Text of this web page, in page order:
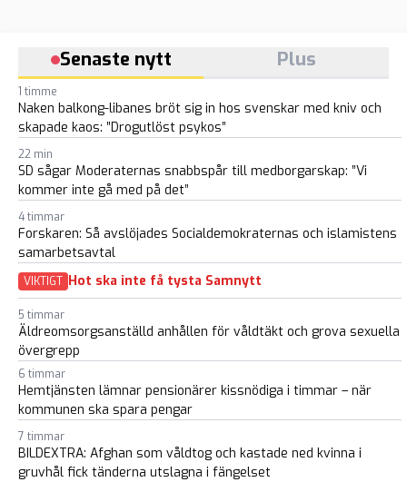
Senaste nytt Plus
1 timme
Naken balkong-libanes bröt sig in hos svenskar med kniv och
skapade kaos: ”Drogutlöst psykos”
22 min
SD sågar Moderaternas snabbspår till medborgarskap: ”Vi
kommer inte gå med på det”
4 timmar
Forskaren: Så avslöjades Socialdemokraternas och islamistens
samarbetsavtal
VIKTIGT Hot ska inte få tysta Samnytt
5 timmar
Äldreomsorgsanställd anhållen för våldtäkt och grova sexuella
övergrepp
6 timmar
Hemtjänsten lämnar pensionärer kissnödiga i timmar – när
kommunen ska spara pengar
7 timmar
BILDEXTRA: Afghan som våldtog och kastade ned kvinna i
gruvhål fick tänderna utslagna i fängelset